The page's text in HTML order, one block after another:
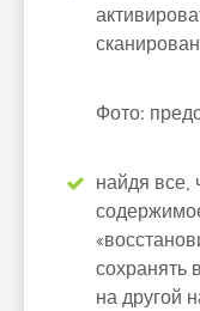
Фото:
найдя все,
сохранять
на другой